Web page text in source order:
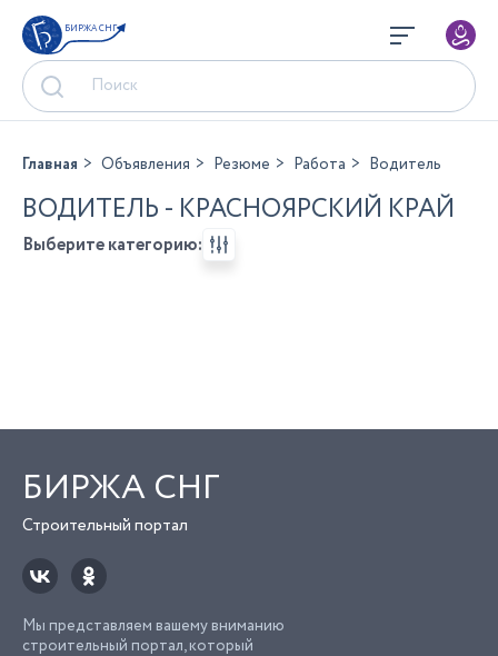
БИРЖА СНГ
Главная Объявления Резюме Работа Водитель
ВОДИТЕЛЬ - КРАСНОЯРСКИЙ КРАЙ
Выберите категорию:
БИРЖА СНГ
Строительный портал
Мы представляем вашему вниманию
строительный портал, который